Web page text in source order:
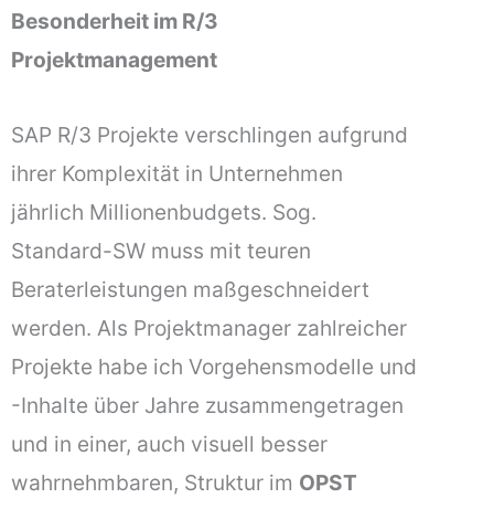
Besonderheit im R/3
Projektmanagement
SAP R/3 Projekte verschlingen aufgrund
ihrer Komplexität in Unternehmen
jährlich Millionenbudgets. Sog.
Standard-SW muss mit teuren
Beraterleistungen maßgeschneidert
werden. Als Projektmanager zahlreicher
Projekte habe ich Vorgehensmodelle und
-Inhalte über Jahre zusammengetragen
und in einer, auch visuell besser
wahrnehmbaren, Struktur im OPST